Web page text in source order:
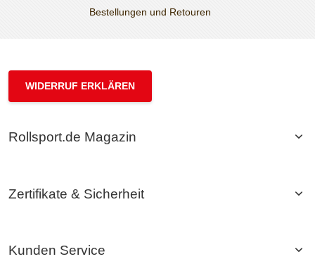
Bestellungen und Retouren
WIDERRUF ERKLÄREN
Rollsport.de Magazin
Zertifikate & Sicherheit
Kunden Service